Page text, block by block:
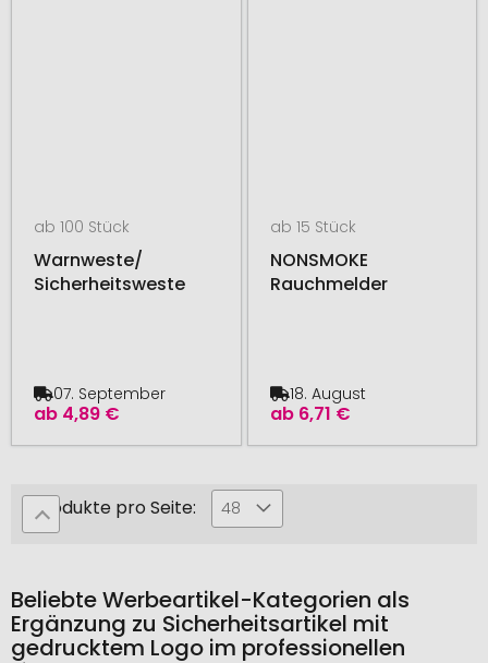
ab 100 Stück
Warnweste/
Sicherheitsweste
ab 4,89 €
07. September
ab 15 Stück
NONSMOKE
Rauchmelder
ab 6,71 €
18. August
Produkte pro Seite: 48
Beliebte Werbeartikel-Kategorien als
Ergänzung zu Sicherheitsartikel mit
gedrucktem Logo im professionellen